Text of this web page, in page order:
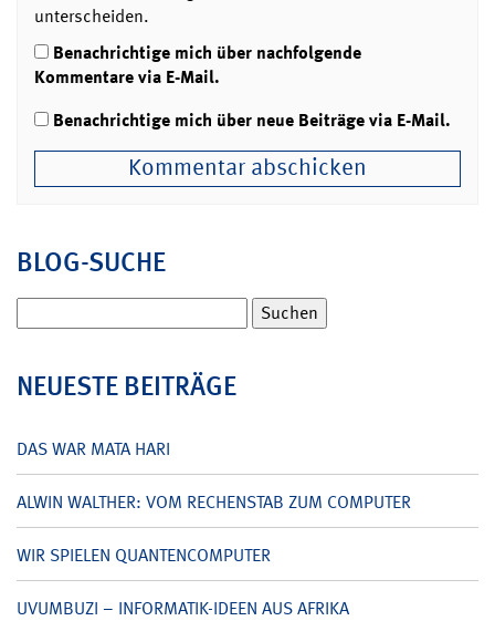
unterscheiden.
Benachrichtige mich über nachfolgende
Kommentare via E-Mail.
Benachrichtige mich über neue Beiträge via E-Mail.
BLOG-SUCHE
nach:
NEUESTE BEITRÄGE
DAS WAR MATA HARI
ALWIN WALTHER: VOM RECHENSTAB ZUM COMPUTER
WIR SPIELEN QUANTENCOMPUTER
UVUMBUZI – INFORMATIK-IDEEN AUS AFRIKA